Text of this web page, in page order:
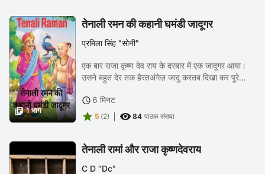
 1 भाग
तेनाली रमन की कहानी घमंडी जादूगर
प्रमिला सिंह "सोनी"
एक बार राजा कृष्ण देव राय के दरबार में एक जादूगर आया।
उसने बहुत देर तक हैरतअंगेज़ जादू करतब दिखा कर पूरे
उपहार ले कर अपनी कला के घमंड में सबको...
 6 मिनट
 5 (2)  84 पाठक संख्या
तेनाली रामां और राजा कृष्णदेवराय
C D "Dc"